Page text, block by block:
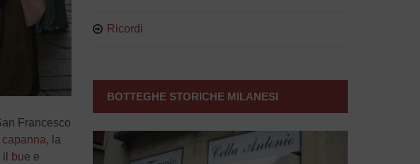
Francesco
capanna, la
bue e
Ricordi
BOTTEGHE STORICHE MILANESI